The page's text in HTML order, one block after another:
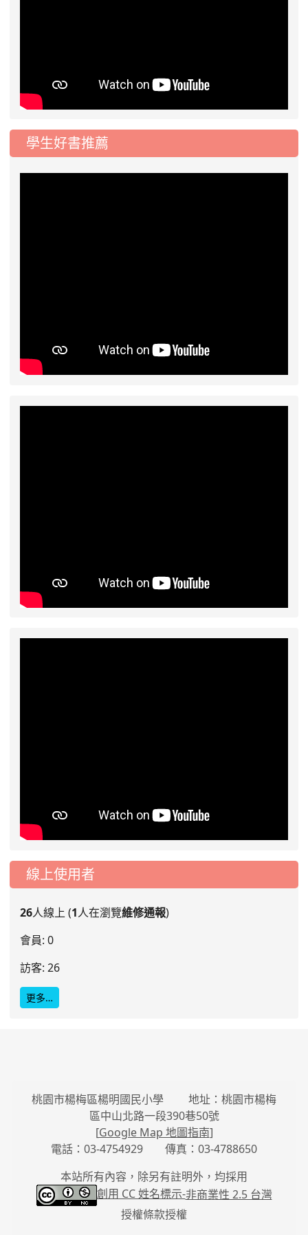
學生好書推薦
線上使用者
26人線上 (1人在瀏覽維修通報)
會員: 0
訪客: 26
更多…
桃園市楊梅區楊明國民小學 地址：桃園市楊梅
區中山北路一段390巷50號
[Google Map 地圖指南]
電話：03-4754929 傳真：03-4788650
本站所有內容，除另有註明外，均採用
創用 CC 姓名標示-非商業性 2.5 台灣
授權條款授權